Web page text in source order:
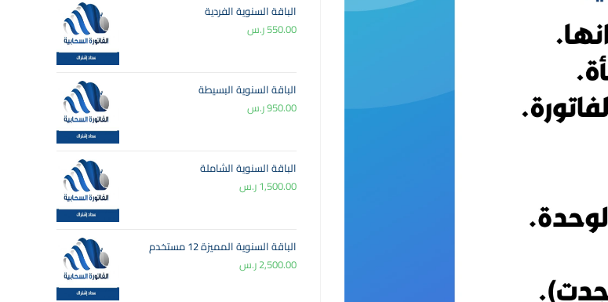
الباقة السنوية الفردية
550.00ر.س
الباقة السنوية البسيطة
950.00ر.س
الباقة السنوية الشاملة
1,500.00ر.س
الباقة السنوية المميزة 12 مستخدم
2,500.00ر.س